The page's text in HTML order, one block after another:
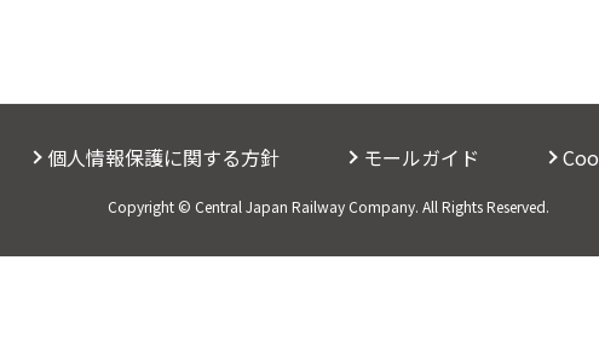
個人情報保護に関する方針 モールガイド
Copyright © Central Japan Railway Company. All Rights Reserved.